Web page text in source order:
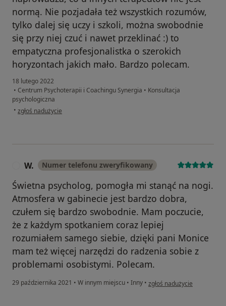
normą. Nie pozjadała też wszystkich rozumów,
tylko dalej się uczy i szkoli, można swobodnie
się przy niej czuć i nawet przeklinać :) to
empatyczna profesjonalistka o szerokich
horyzontach jakich mało. Bardzo polecam.
18 lutego 2022
• Centrum Psychoterapii i Coachingu Synergia • Konsultacja
psychologiczna
• w opinii użytkownika Weronika
zgłoś nadużycie
W. Numer telefonu zweryfikowany
Świetna psycholog, pomogła mi stanąć na nogi.
Atmosfera w gabinecie jest bardzo dobra,
czułem się bardzo swobodnie. Mam poczucie,
że z każdym spotkaniem coraz lepiej
rozumiałem samego siebie, dzięki pani Monice
mam też więcej narzędzi do radzenia sobie z
problemami osobistymi. Polecam.
29 października 2021 • W innym miejscu • Inny • w opinii użytkownika W.
zgłoś nadużycie